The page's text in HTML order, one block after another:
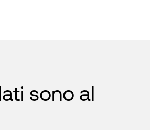
sono al